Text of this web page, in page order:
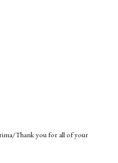
Thank you for all of your